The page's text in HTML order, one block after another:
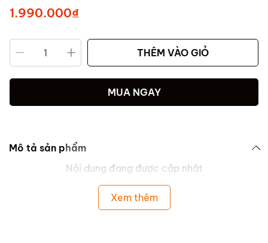
1.990.000₫
THÊM VÀO GIỎ
MUA NGAY
Mô tả sản phẩm
Nội dung đang được cập nhật
Xem thêm